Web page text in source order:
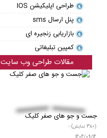
طراحی اپلیکیشن IOS
پنل ارسال sms
بازاریابی زنجیره ای
کمپین تبلیغاتی
مقالات طراحی وب سایت
جست و جو های صفر کلیک
(380 نمایش) -